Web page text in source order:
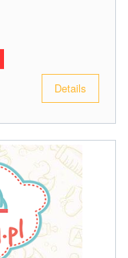
Details